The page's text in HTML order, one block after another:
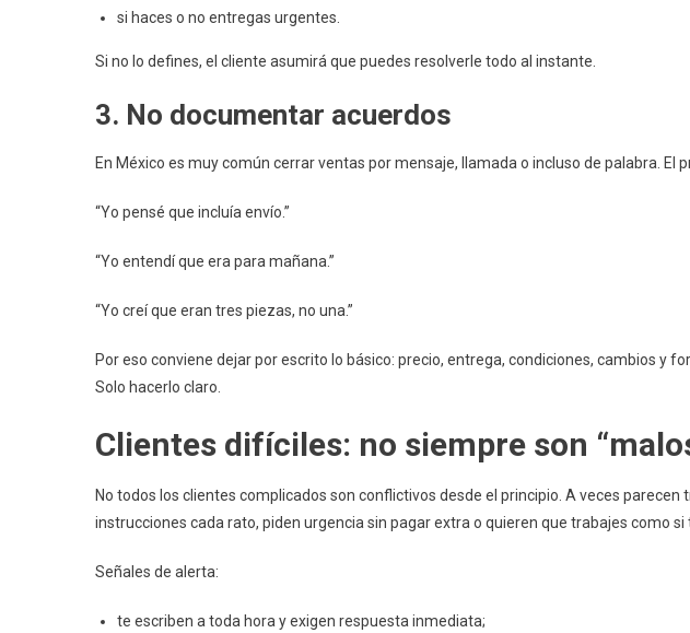
si haces o no entregas urgentes.
Si no lo defines, el cliente asumirá que puedes resolverle todo al instante.
3. No documentar acuerdos
En México es muy común cerrar ventas por mensaje, llamada o incluso de palabra. El
“Yo pensé que incluía envío.”
“Yo entendí que era para mañana.”
“Yo creí que eran tres piezas, no una.”
Por eso conviene dejar por escrito lo básico: precio, entrega, condiciones, cambios y
Solo hacerlo claro.
Clientes difíciles: no siempre son
No todos los clientes complicados son conflictivos desde el principio. A veces parecen
instrucciones cada rato, piden urgencia sin pagar extra o quieren que trabajes como si
Señales de alerta:
te escriben a toda hora y exigen respuesta inmediata;